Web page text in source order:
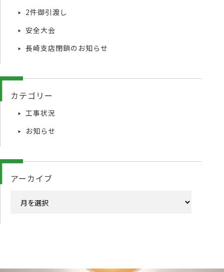
2件御引渡し
安全大会
長崎支店閉鎖のお知らせ
カテゴリー
工事状況
お知らせ
アーカイブ